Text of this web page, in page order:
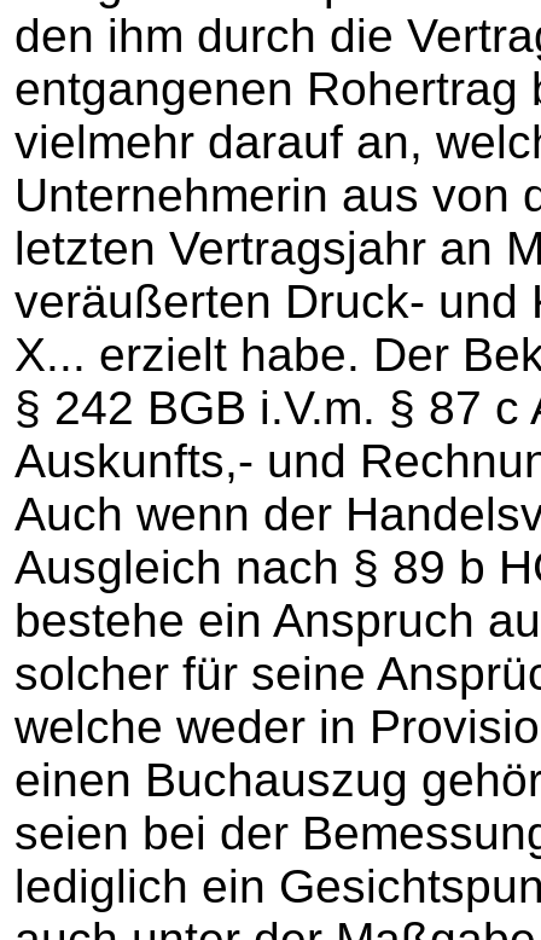
den ihm durch die
entgangenen Rohertrag
vielmehr darauf an,
Unternehmerin aus von
letzten Vertragsjahr an
veräußerten Druck- und
X... erzielt habe. Der
§ 242 BGB i.V.m. § 87
Auskunfts,- und
Auch wenn der
Ausgleich nach § 89 b
bestehe ein Anspruch
solcher für seine
welche weder in
einen Buchauszug
seien bei der
lediglich ein